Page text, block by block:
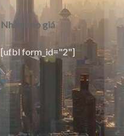
Nhận báo giá
[ufbl form_id="2"]